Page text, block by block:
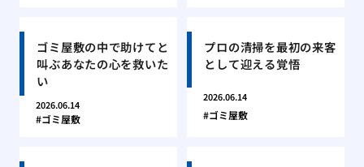
ゴミ屋敷の中で助けてと
叫ぶあなたの心を救いた
い
2026.06.14
ゴミ屋敷
プロの清掃を最初の来客
として迎える覚悟
2026.06.14
ゴミ屋敷